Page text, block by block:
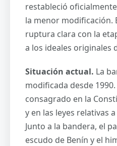
restableció
la menor modificación.
ruptura clara con la
a los ideales originales
Situación actual. La
modificada desde
consagrado en la
y en las leyes relativas
Junto a la bandera, el
escudo de Benín y el